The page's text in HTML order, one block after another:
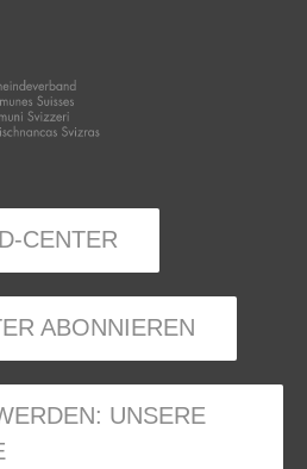
CENTER
ABONNIEREN
UNSERE